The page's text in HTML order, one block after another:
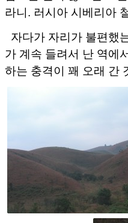
라니. 러시아 시베리아
자다가 자리가 불편했
가 계속 들려서 난 역에
하는 충격이 꽤 오래 간